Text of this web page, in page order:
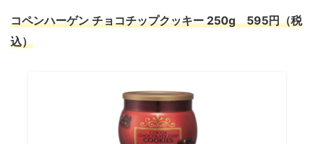
コペンハーゲン チョコチップクッキー 250g 595円（税
込）